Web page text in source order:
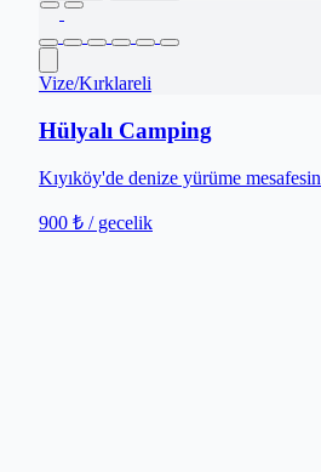
Vize/Kırklareli
Hülyalı Camping
Kıyıköy'de denize yürüme
900 ₺ / gecelik